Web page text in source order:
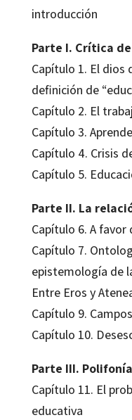
introducción
Parte I. Crítica
Capítulo 1. El dios
definición de
Capítulo 2. El
Capítulo 3.
Capítulo 4. Crisis
Capítulo 5.
Parte II. La
Capítulo 6. A
Capítulo 7.
epistemología de
Entre Eros y
Capítulo 9.
Capítulo 10.
Parte III. Polifonía
Capítulo 11. El
educativa